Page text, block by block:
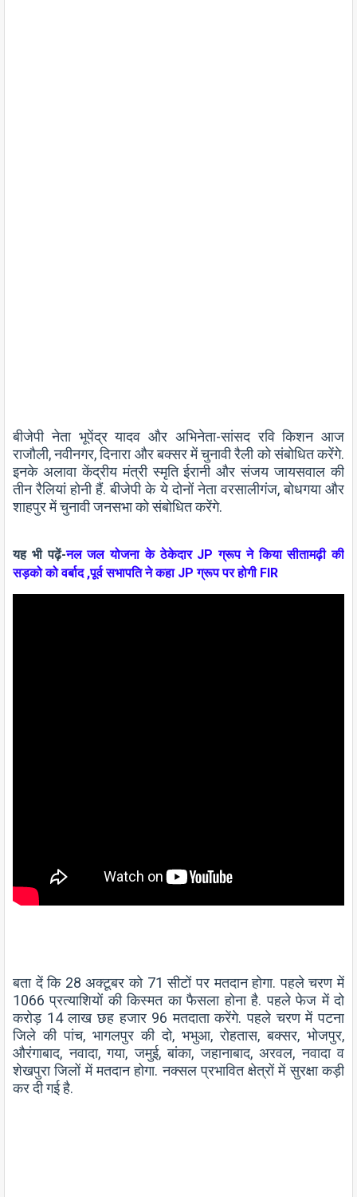
बीजेपी नेता भूपेंद्र यादव और अभिनेता-सांसद रवि किशन आज
राजौली, नवीनगर, दिनारा और बक्सर में चुनावी रैली को संबोधित करेंगे.
इनके अलावा केंद्रीय मंत्री स्मृति ईरानी और संजय जायसवाल की
तीन रैलियां होनी हैं. बीजेपी के ये दोनों नेता वरसालीगंज, बोधगया और
शाहपुर में चुनावी जनसभा को संबोधित करेंगे.
यह भी पढ़ें-नल जल योजना के ठेकेदार JP ग्रूप ने किया सीतामढ़ी की
सड़को को वर्बाद ,पूर्व सभापति ने कहा JP ग्रूप पर होगी FIR
बता दें कि 28 अक्टूबर को 71 सीटों पर मतदान होगा. पहले चरण में
1066 प्रत्याशियों की किस्मत का फैसला होना है. पहले फेज में दो
करोड़ 14 लाख छह हजार 96 मतदाता करेंगे. पहले चरण में पटना
जिले की पांच, भागलपुर की दो, भभुआ, रोहतास, बक्सर, भोजपुर,
औरंगाबाद, नवादा, गया, जमुई, बांका, जहानाबाद, अरवल, नवादा व
शेखपुरा जिलों में मतदान होगा. नक्सल प्रभावित क्षेत्रों में सुरक्षा कड़ी
कर दी गई है.